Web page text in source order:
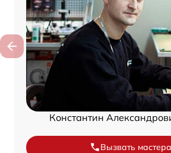
Константин
Вызвать мастера